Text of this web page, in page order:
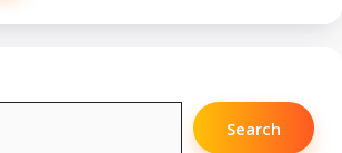
Search